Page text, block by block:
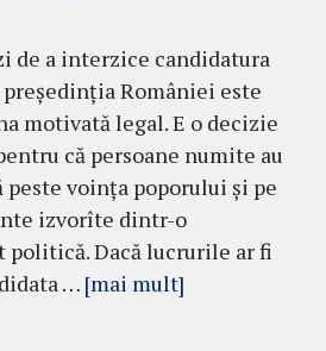
de a interzice candidatura
președinția României este
motivată legal. E o decizie
că persoane numite au
peste voința poporului și pe
izvorîte dintr-o
Dacă lucrurile ar fi
… [mai mult]